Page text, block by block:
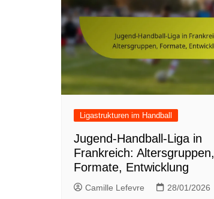
Ligastrukturen im Handball
Jugend-Handball-Liga in
Frankreich: Altersgruppen,
Formate, Entwicklung
Camille Lefevre 28/01/2026